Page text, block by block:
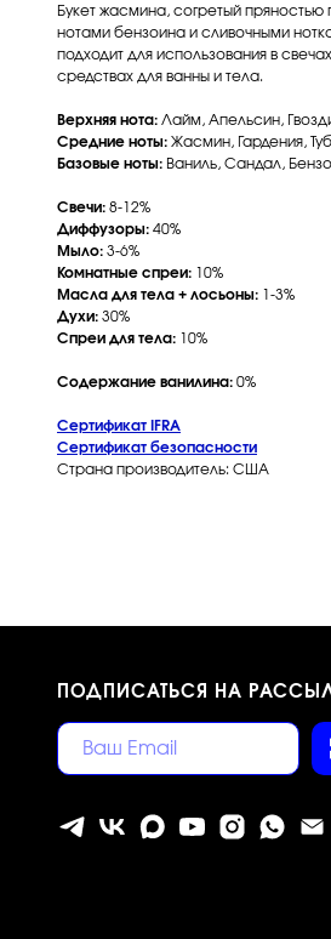
Букет жасмина, согретый
нотами бензоина и сливочными
подходит для использования в
средствах для ванны и тела.
Верхняя нота: Лайм, Апельсин,
Средние ноты: Жасмин, Гардения,
Базовые ноты: Ваниль, Сандал,
Свечи: 8-12%
Диффузоры: 40%
Мыло: 3-6%
Комнатные спреи: 10%
Масла для тела + лосьоны: 1-3%
Духи: 30%
Спреи для тела: 10%
Содержание ванилина: 0%
Сертификат IFRA
Сертификат безопасности
Страна производитель: США
ПОДПИСАТЬСЯ НА